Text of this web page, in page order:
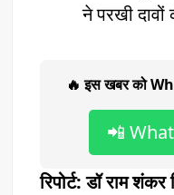
ने परखी
🔥 इस खबर को
📲
रिपोर्ट: डॉ राम शंकर